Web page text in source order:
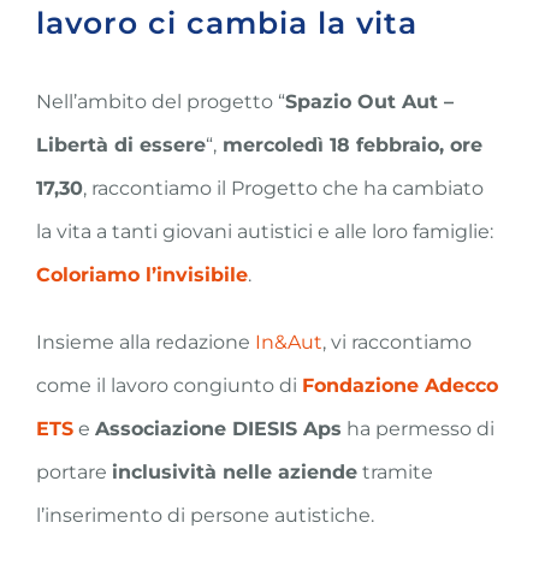
lavoro ci cambia la vita
Nell’ambito del progetto “Spazio Out Aut –
Libertà di essere“, mercoledì 18 febbraio, ore
17,30, raccontiamo il Progetto che ha cambiato
la vita a tanti giovani autistici e alle loro famiglie:
Coloriamo l’invisibile.
Insieme alla redazione In&Aut, vi raccontiamo
come il lavoro congiunto di Fondazione Adecco
ETS e Associazione DIESIS Aps ha permesso di
portare inclusività nelle aziende tramite
l’inserimento di persone autistiche.